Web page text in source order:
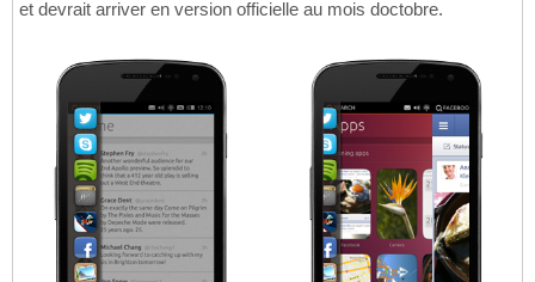
et devrait arriver en version officielle au mois doctobre.